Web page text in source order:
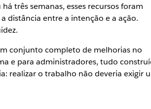
três semanas, esses recursos foram
distância entre a intenção e a ação.
conjunto completo de melhorias no
e para administradores, tudo
realizar o trabalho não deveria exigir